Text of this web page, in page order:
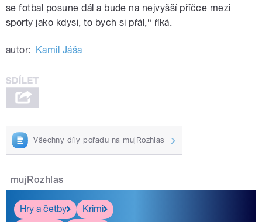
se fotbal posune dál a bude na nejvyšší příčce mezi
sporty jako kdysi, to bych si přál,“ říká.
autor: Kamil Jáša
Všechny díly pořadu na mujRozhlas
mujRozhlas
Hry a četby
Krimi